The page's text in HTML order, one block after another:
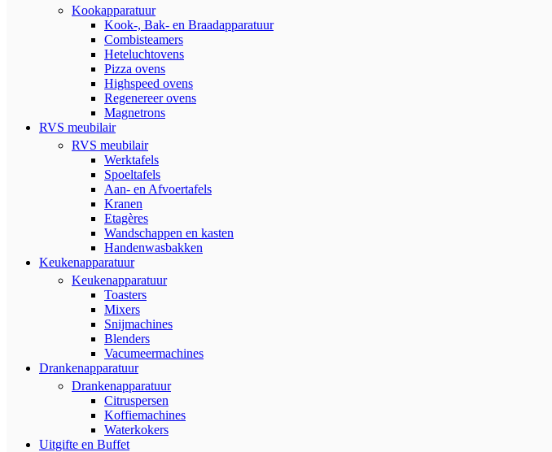
Kookapparatuur
Kook-, Bak- en Braadapparatuur
Combisteamers
Heteluchtovens
Pizza ovens
Highspeed ovens
Regenereer ovens
Magnetrons
RVS meubilair
RVS meubilair
Werktafels
Spoeltafels
Aan- en Afvoertafels
Kranen
Etagères
Wandschappen en kasten
Handenwasbakken
Keukenapparatuur
Keukenapparatuur
Toasters
Mixers
Snijmachines
Blenders
Vacumeermachines
Drankenapparatuur
Drankenapparatuur
Citruspersen
Koffiemachines
Waterkokers
Uitgifte en Buffet